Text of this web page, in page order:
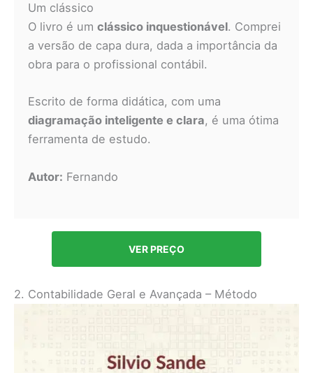
Um clássico
O livro é um clássico inquestionável. Comprei
a versão de capa dura, dada a importância da
obra para o profissional contábil.
Escrito de forma didática, com uma
diagramação inteligente e clara, é uma ótima
ferramenta de estudo.
Autor: Fernando
VER PREÇO
2. Contabilidade Geral e Avançada – Método